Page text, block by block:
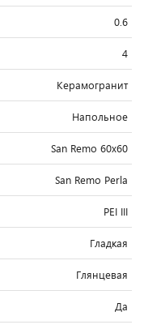
0.6
4
Керамогранит
Напольное
San Remo 60x60
San Remo Perla
PEI III
Гладкая
Глянцевая
Да